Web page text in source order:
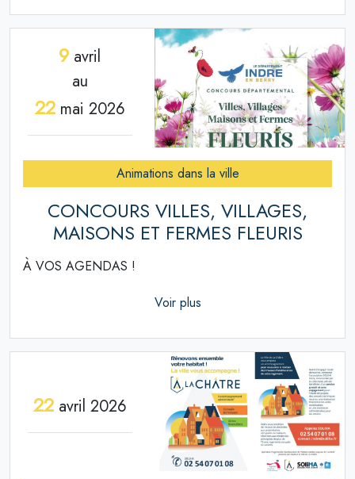
9 avril
au
22mai 2026
Animations dans la ville
CONCOURS VILLES, VILLAGES,
MAISONS ET FERMES FLEURIS
À VOS AGENDAS !
Voir plus
22avril 2026